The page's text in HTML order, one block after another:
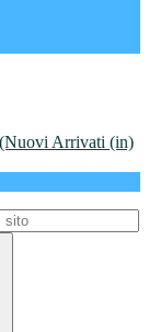
Arrivati (in)